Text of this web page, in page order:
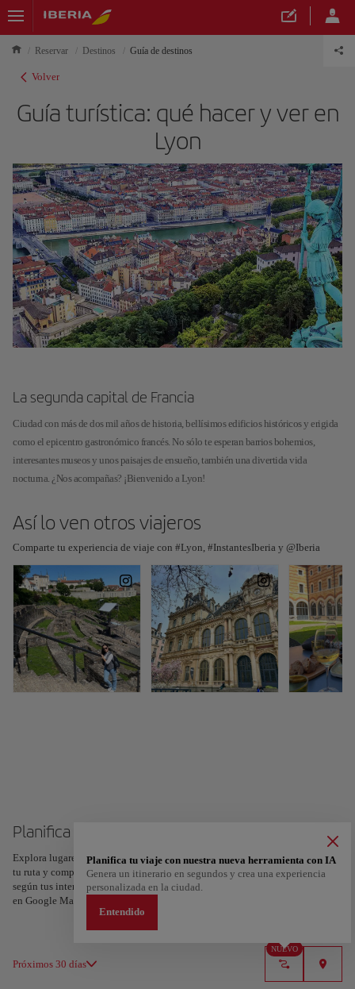
Reservar Destinos Guía de destinos
Volver
Guía turística: qué hacer y ver en
Lyon
La segunda capital de Francia
Ciudad con más de dos mil años de historia, bellísimos edificios históricos y erigida
como el epicentro gastronómico francés. No sólo te esperan barrios bohemios,
interesantes museos y unos paisajes de ensueño, también una divertida vida
nocturna. ¿Nos acompañas? ¡Bienvenido a Lyon!
Así lo ven otros viajeros
Comparte tu experiencia de viaje con #Lyon, #InstantesIberia y @Iberia
Planifica tu viaje a Lyon
Explora lugares, experiencias y marca con el corazón tus favoritos para crear
tu ruta y compartirla. ¿Quieres más ideas? Obtén un itinerario personalizado
según tus intereses y la duración de tu viaje: en sólo dos pasos y descargable
en Google Maps.
Próximos 30 días
NUEVO
Planifica tu viaje con nuestra nueva herramienta con IA
Genera un itinerario en segundos y crea una experiencia
personalizada en la ciudad.
Entendido